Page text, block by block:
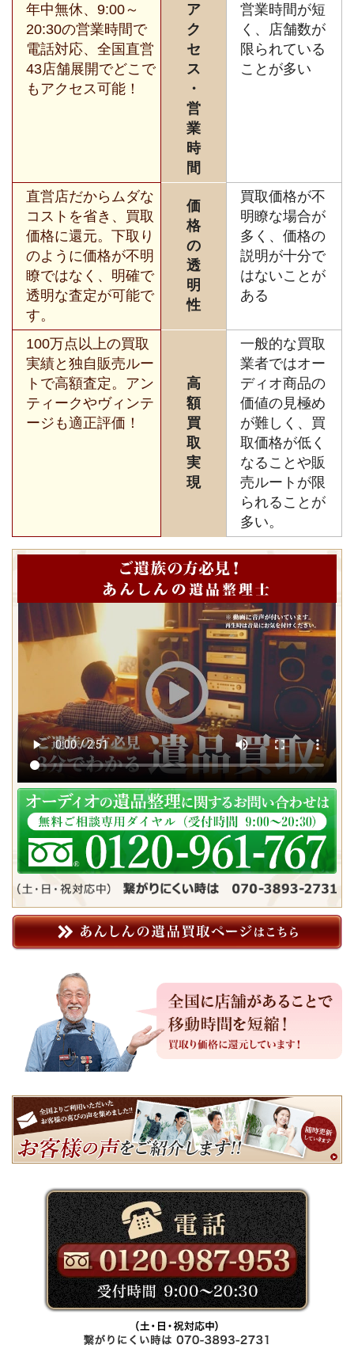
年中無休、9:00～
20:30の営業時間で
電話対応、全国直営
43店舗展開でどこで
もアクセス可能！
ア
ク
セ
ス
・
営
業
時
間
営業時間が短
く、店舗数が
限られている
ことが多い
直営店だからムダな
コストを省き、買取
価格に還元。下取り
のように価格が不明
瞭ではなく、明確で
透明な査定が可能で
す。
価
格
の
透
明
性
買取価格が不
明瞭な場合が
多く、価格の
説明が十分で
はないことが
ある
100万点以上の買取
実績と独自販売ルー
トで高額査定。アン
ティークやヴィンテ
ージも適正評価！
高
額
買
取
実
現
一般的な買取
業者ではオー
ディオ商品の
価値の見極め
が難しく、買
取価格が低く
なることや販
売ルートが限
られることが
多い。